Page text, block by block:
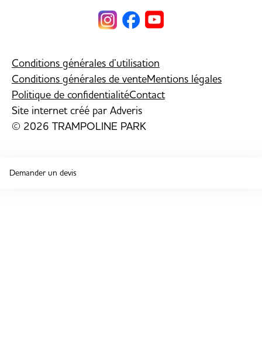
Conditions générales d’utilisation
Conditions générales de venteMentions légales
Politique de confidentialitéContact
Site internet créé par Adveris
© 2026 TRAMPOLINE PARK
Demander un devis